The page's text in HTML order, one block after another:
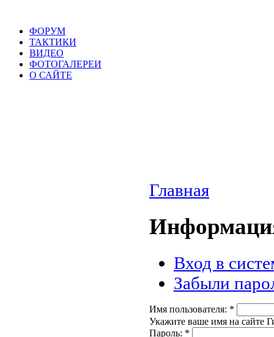
ФОРУМ
ТАКТИКИ
ВИДЕО
ФОТОГАЛЕРЕИ
О САЙТЕ
Главная
Вход в
Забыли
Имя пользователя: *
Укажите ваше имя на сайте
Пароль: *